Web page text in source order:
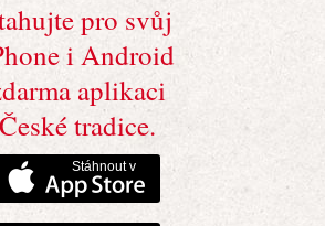
pro svůj
i Android
aplikaci
České tradice.
Stáhnout v